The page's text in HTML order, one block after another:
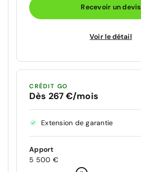
Recevoir un devis
Voir le détail
CRÉDIT GO
Dès 267 €/mois
Extension de garantie
Apport
5 500 €